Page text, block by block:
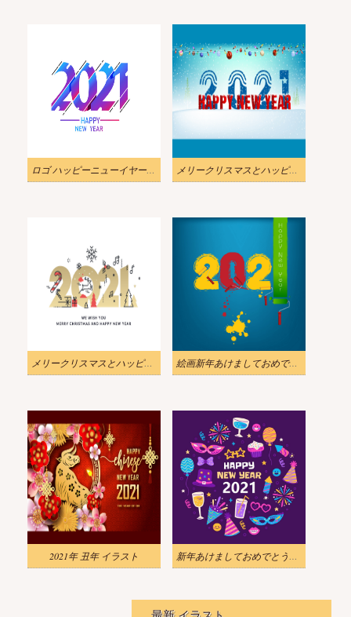
ロゴ ハッピーニューイヤー 2021 イラスト メリークリスマスとハッピーニューイヤー2021のイラスト
メリークリスマスとハッピーニューイヤー2021のイラスト 2 絵画新年あけましておめでとうございます 2021 イラスト
2021年 丑年 イラスト 新年あけましておめでとうございます2021イラスト背景 2